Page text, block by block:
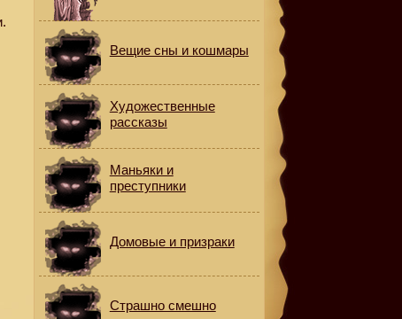
Вещие сны и кошмары
Художественные
рассказы
Маньяки и
преступники
Домовые и призраки
Страшно смешно